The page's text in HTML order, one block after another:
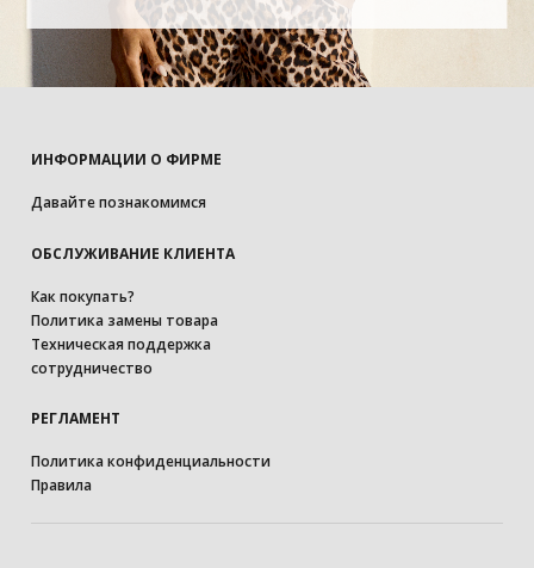
ИНФОРМАЦИИ О ФИРМЕ
Давайте познакомимся
ОБСЛУЖИВАНИЕ КЛИЕНТА
Как покупать?
Политика замены товара
Техническая поддержка
сотрудничество
РЕГЛАМЕНТ
Политика конфиденциальности
Правила